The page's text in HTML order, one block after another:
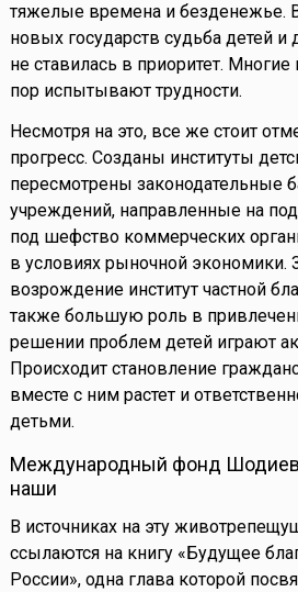
тяжелые времена и безденежье.
новых государств судьба детей и
не ставилась в приоритет. Многие
пор испытывают трудности.
Несмотря на это, все же стоит
прогресс. Созданы институты
пересмотрены законодательные
учреждений, направленные на
под шефство коммерческих
в условиях рыночной экономики.
возрождение институт частной
также большую роль в
решении проблем детей играют
Происходит становление
вместе с ним растет и
детьми.
Международный фонд
наши
В источниках на эту
ссылаются на книгу «Будущее
России», одна глава которой